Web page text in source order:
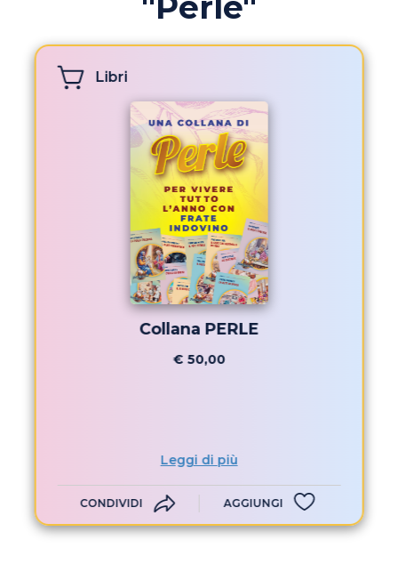
Libri
Collana PERLE
€ 50,00
Leggi di più
CONDIVIDI AGGIUNGI